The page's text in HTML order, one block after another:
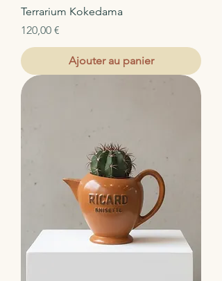
Terrarium Kokedama
Prix
120,00 €
Ajouter au panier